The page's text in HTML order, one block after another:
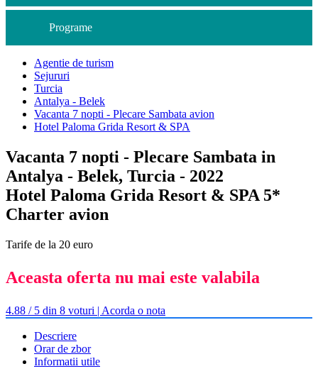
Programe
Agentie de turism
Sejururi
Turcia
Antalya - Belek
Vacanta 7 nopti - Plecare Sambata avion
Hotel Paloma Grida Resort & SPA
Vacanta 7 nopti - Plecare Sambata in
Antalya - Belek, Turcia - 2022
Hotel Paloma Grida Resort & SPA 5*
Charter avion
Tarife de la 20 euro
Aceasta oferta nu mai este valabila
4.88 / 5 din 8 voturi | Acorda o nota
Descriere
Orar de zbor
Informatii utile